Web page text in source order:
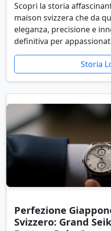
Scopri la storia
maison svizzera che da
eleganza, precisione e
definitiva per
Storia
Perfezione
Svizzero: Grand